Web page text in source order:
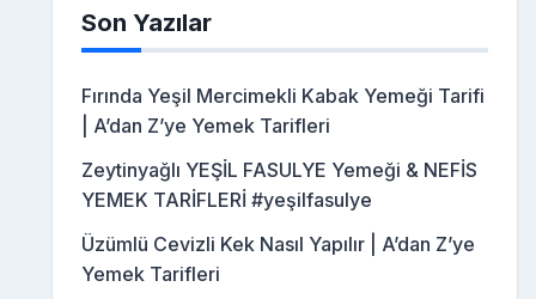
Son Yazılar
Fırında Yeşil Mercimekli Kabak Yemeği Tarifi
| A’dan Z’ye Yemek Tarifleri
Zeytinyağlı YEŞİL FASULYE Yemeği & NEFİS
YEMEK TARİFLERİ #yeşilfasulye
Üzümlü Cevizli Kek Nasıl Yapılır | A’dan Z’ye
Yemek Tarifleri